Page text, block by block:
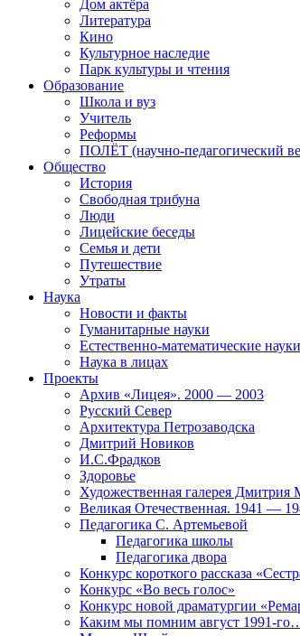
Дом актёра
Литература
Кино
Культурное наследие
Парк культуры и чтения
Образование
Школа и вуз
Учитель
Реформы
ПОЛЁТ (научно-педагогический
Общество
История
Свободная трибуна
Люди
Лицейские беседы
Семья и дети
Путешествие
Утраты
Наука
Новости и факты
Гуманитарные науки
Естественно-математические науки
Наука в лицах
Проекты
Архив «Лицея». 2000 — 2003
Русский Север
Архитектура Петрозаводска
Дмитрий Новиков
И.С.Фрадков
Здоровье
Художественная галерея Дмитрия
Великая Отечественная. 1941 —
Педагогика С. Артемьевой
Педагогика школы
Педагогика двора
Конкурс короткого рассказа
Конкурс «Во весь голос»
Конкурс новой драматургии
Каким мы помним август 1991-